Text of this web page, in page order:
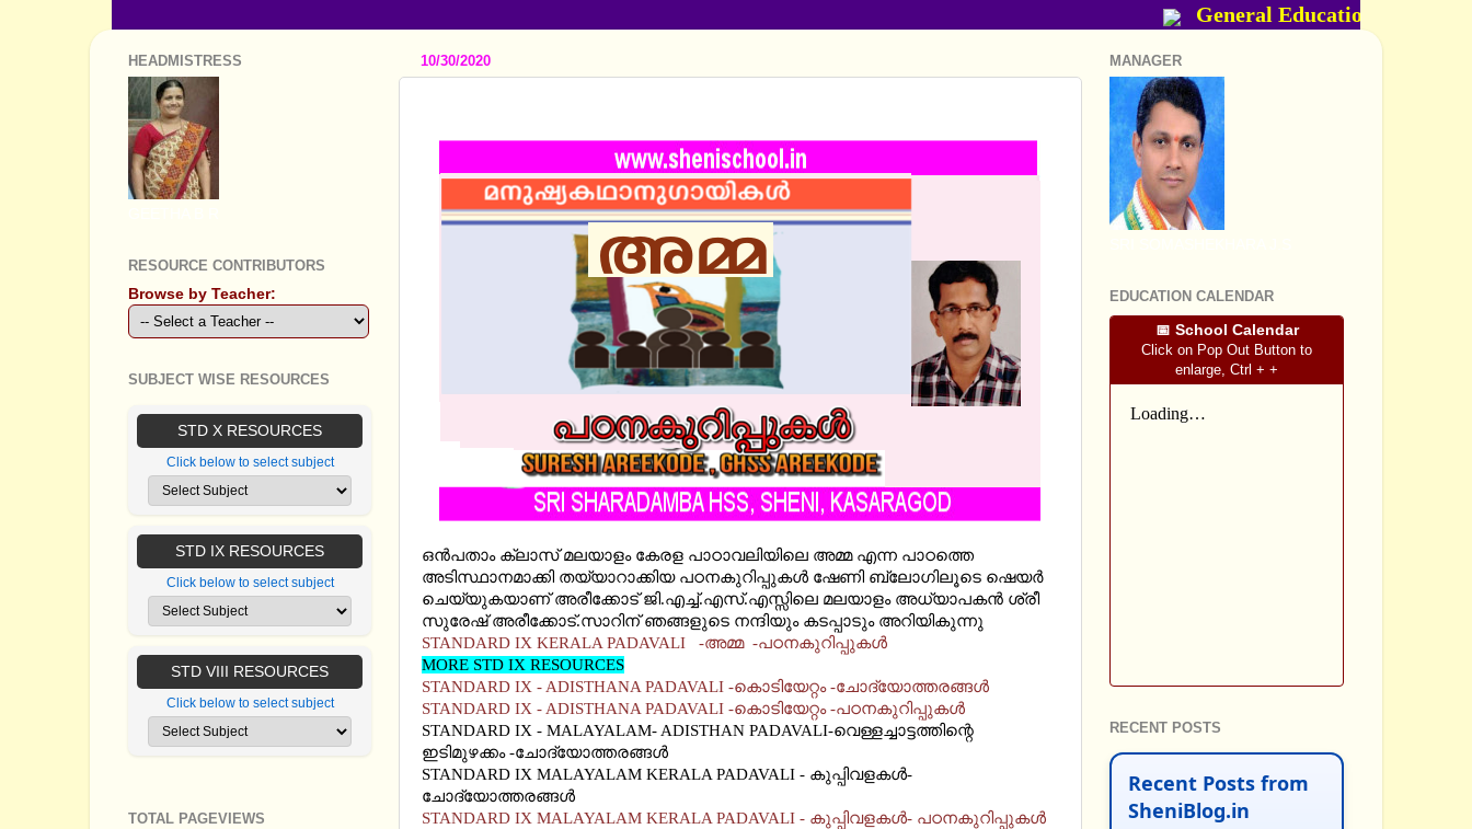
General Education
10/30/2020
ഒന്‍പതാം ക്ലാസ് മലയാളം കേരള പാഠാവലിയിലെ അമ്മ എന്ന പാഠത്തെ
അടിസ്ഥാനമാക്കി തയ്യാറാക്കിയ പഠനകുറിപ്പുകള്‍ ഷേണി ബ്ലോഗിലൂടെ ഷെയര്‍
ചെയ്യുകയാണ് അരീക്കോട് ജി.എച്ച്.എസ്.എസ്സിലെ മലയാളം അധ്യാപകന്‍ ശ്രീ
സുരേഷ് അരീക്കോട്.സാറിന് ഞങ്ങളുടെ നന്ദിയും കടപ്പാടും അറിയികുന്നു
STANDARD IX KERALA PADAVALI -അമ്മ -പഠനകുറിപ്പുകള്‍
MORE STD IX RESOURCES
STANDARD IX - ADISTHANA PADAVALI -കൊടിയേറ്റം -ചോദ്യോത്തരങ്ങള്‍
STANDARD IX - ADISTHANA PADAVALI -കൊടിയേറ്റം -പഠനകുറിപ്പുകള്‍
STANDARD IX - MALAYALAM- ADISTHAN PADAVALI-വെള്ളച്ചാട്ടത്തിന്റെ
ഇടിമുഴക്കം -ചോദ്യോത്തരങ്ങള്‍
STANDARD IX MALAYALAM KERALA PADAVALI - കുപ്പിവളകള്‍-
ചോദ്യോത്തരങ്ങള്‍
STANDARD IX MALAYALAM KERALA PADAVALI - കുപ്പിവളകള്‍- പഠനകുറിപ്പുകള്‍
HEADMISTRESS
RESOURCE CONTRIBUTORS
Browse by Teacher:
SUBJECT WISE RESOURCES
STD X RESOURCES
Click below to select subject
STD IX RESOURCES
Click below to select subject
STD VIII RESOURCES
Click below to select subject
TOTAL PAGEVIEWS
MANAGER
EDUCATION CALENDAR
📅 School Calendar
Click on Pop Out Button to
enlarge, Ctrl + +
RECENT POSTS
Recent Posts from
SheniBlog.in